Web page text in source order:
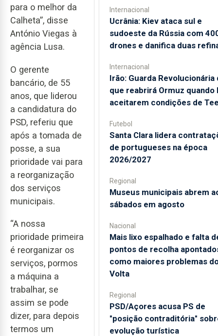
para o melhor da
Calheta”, disse
António Viegas à
agência Lusa.
O gerente
bancário, de 55
anos, que liderou
a candidatura do
PSD, referiu que
após a tomada de
posse, a sua
prioridade vai para
a reorganização
dos serviços
municipais.
“A nossa
prioridade primeira
é reorganizar os
serviços, pormos
a máquina a
trabalhar, se
assim se pode
dizer, para depois
termos um
Internacional
Ucrânia: Kiev ataca sul e
sudoeste da Rússia com
drones e danifica duas
Internacional
Irão: Guarda Revolucionária
que reabrirá Ormuz quando
aceitarem condições de
Futebol
Santa Clara lidera
de portugueses na época
2026/2027
Regional
Museus municipais abrem
sábados em agosto
Nacional
Mais lixo espalhado e falta
pontos de recolha
como maiores problemas
Volta
Regional
PSD/Açores acusa PS de
"posição contraditória"
evolução turística